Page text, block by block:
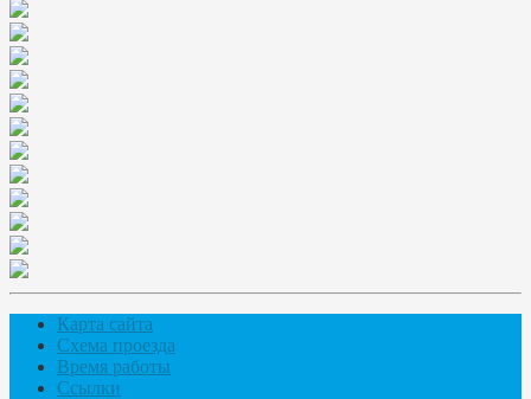
Карта сайта
Схема проезда
Время работы
Ссылки